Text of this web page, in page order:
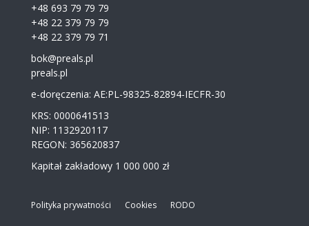
+48 693 79 79 79
+48 22 379 79 79
+48 22 379 79 71
bok@preals.pl
preals.pl
e-doręczenia: AE:PL-98325-82894-IECFR-30
KRS: 0000641513
NIP: 1132920117
REGON: 365620837
Kapitał zakładowy 1 000 000 zł
Polityka prywatności Cookies RODO